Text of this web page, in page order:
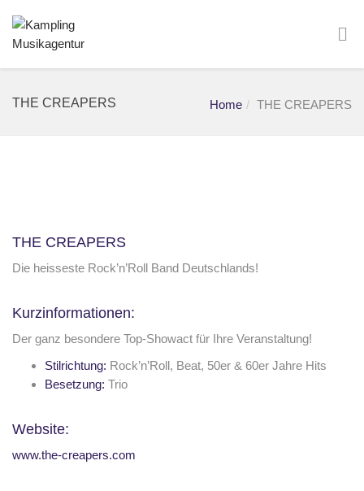
THE CREAPERS Home THE CREAPERS
THE CREAPERS
Die heisseste Rock’n’Roll Band Deutschlands!
Kurzinformationen:
Der ganz besondere Top-Showact für Ihre Veranstaltung!
Stilrichtung: Rock’n’Roll, Beat, 50er & 60er Jahre Hits
Besetzung: Trio
Website:
www.the-creapers.com